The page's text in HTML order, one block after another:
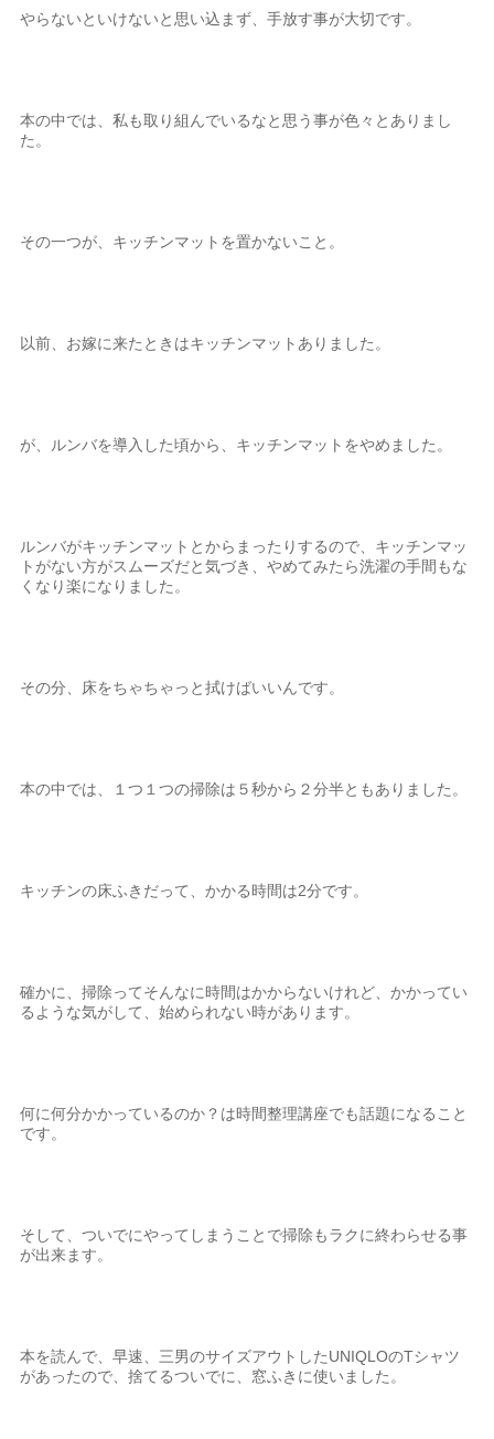
やらないといけないと思い込まず、手放す事が大切です。
本の中では、私も取り組んでいるなと思う事が色々とありまし
た。
その一つが、キッチンマットを置かないこと。
以前、お嫁に来たときはキッチンマットありました。
が、ルンバを導入した頃から、キッチンマットをやめました。
ルンバがキッチンマットとからまったりするので、キッチンマッ
トがない方がスムーズだと気づき、やめてみたら洗濯の手間もな
くなり楽になりました。
その分、床をちゃちゃっと拭けばいいんです。
本の中では、１つ１つの掃除は５秒から２分半ともありました。
キッチンの床ふきだって、かかる時間は2分です。
確かに、掃除ってそんなに時間はかからないけれど、かかってい
るような気がして、始められない時があります。
何に何分かかっているのか？は時間整理講座でも話題になること
です。
そして、ついでにやってしまうことで掃除もラクに終わらせる事
が出来ます。
本を読んで、早速、三男のサイズアウトしたUNIQLOのTシャツ
があったので、捨てるついでに、窓ふきに使いました。